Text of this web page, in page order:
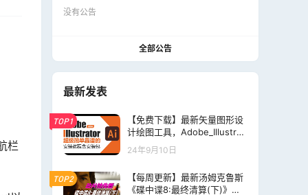
栏
没有公告
全部公告
最新发表
TOP1
【免费下载】最新矢量图形设
计绘图工具，Adobe_Illustrat
or_2024-28.7.1.142中文直装
破解版
24年9月10日
TOP2
【每周更新】最新汤姆克鲁斯
《碟中谍8:最终清算(下)》在